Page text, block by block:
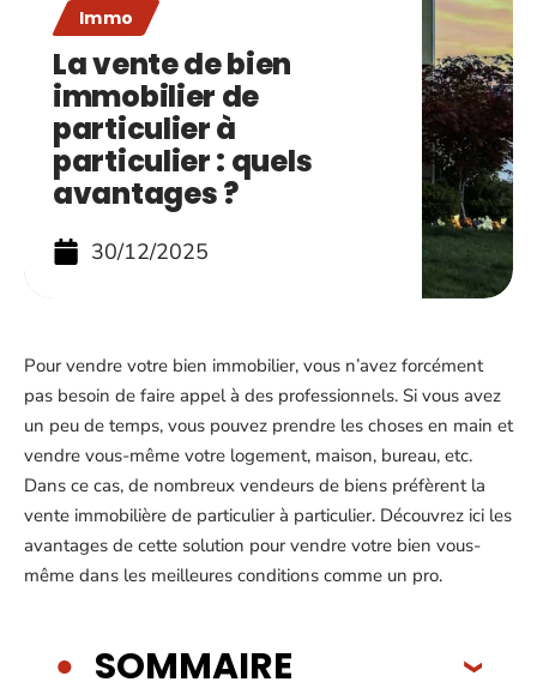
Immo
La vente de bien
immobilier de
particulier à
particulier : quels
avantages ?
30/12/2025
Pour vendre votre bien immobilier, vous n’avez forcément
pas besoin de faire appel à des professionnels. Si vous avez
un peu de temps, vous pouvez prendre les choses en main et
vendre vous-même votre logement, maison, bureau, etc.
Dans ce cas, de nombreux vendeurs de biens préfèrent la
vente immobilière de particulier à particulier. Découvrez ici les
avantages de cette solution pour vendre votre bien vous-
même dans les meilleures conditions comme un pro.
SOMMAIRE